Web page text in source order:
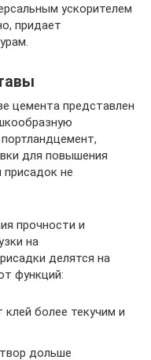
ускорителем
придает
цемента представлен
для повышения
присадок не
прочности и
на
делятся на
функций:
более текучим и
дольше